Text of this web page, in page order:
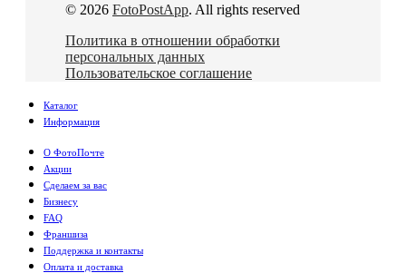
© 2026 FotoPostApp. All rights reserved
Политика в отношении обработки
персональных данных
Пользовательское соглашение
Каталог
Информация
О ФотоПочте
Акции
Сделаем за вас
Бизнесу
FAQ
Франшиза
Поддержка и контакты
Оплата и доставка